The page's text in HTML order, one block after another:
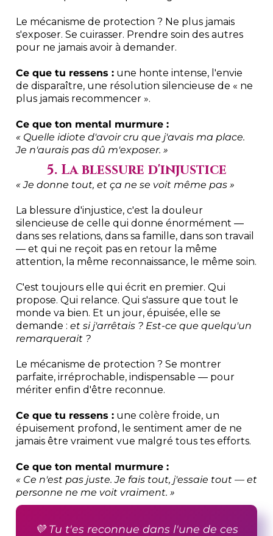
Le mécanisme de protection ? Ne plus jamais
s'exposer. Se cuirasser. Prendre soin des autres
pour ne jamais avoir à demander.
Ce que tu ressens : une honte intense, l'envie
de disparaître, une résolution silencieuse de « ne
plus jamais recommencer ».
Ce que ton mental murmure :
« Quelle idiote d'avoir cru que j'avais ma place.
Je n'aurais pas dû m'exposer. »
5. La blessure d'injustice
« Je donne tout, et ça ne se voit même pas »
La blessure d'injustice, c'est la douleur
silencieuse de celle qui donne énormément —
dans ses relations, dans sa famille, dans son travail
— et qui ne reçoit pas en retour la même
attention, la même reconnaissance, le même soin.
C'est toujours elle qui écrit en premier. Qui
propose. Qui relance. Qui s'assure que tout le
monde va bien. Et un jour, épuisée, elle se
demande : et si j'arrêtais ? Est-ce que quelqu'un
remarquerait ?
Le mécanisme de protection ? Se montrer
parfaite, irréprochable, indispensable — pour
mériter enfin d'être reconnue.
Ce que tu ressens : une colère froide, un
épuisement profond, le sentiment amer de ne
jamais être vraiment vue malgré tous tes efforts.
Ce que ton mental murmure :
« Ce n'est pas juste. Je fais tout, j'essaie tout — et
personne ne me voit vraiment. »
💜 Tu t'es reconnue dans l'une de ces